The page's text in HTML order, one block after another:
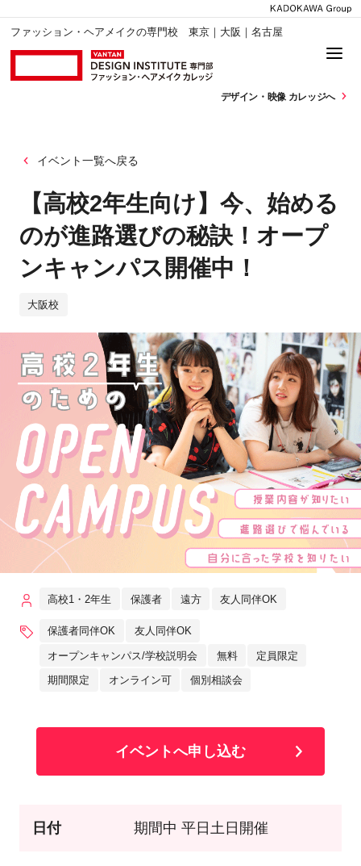
ファッション・ヘアメイクの専門校 東京｜大阪｜名古屋
デザイン・ 映像 カレッジへ
イベント一覧へ戻る
【高校2年生向け】今、始める
のが進路選びの秘訣！オープ
ンキャンパス開催中！
大阪校
高校1・2年生 保護者 遠方 友人同伴OK
保護者同伴OK 友人同伴OK
オープンキャンパス/学校説明会 無料 定員限定
期間限定 オンライン可 個別相談会
イベントへ申し込む
日付 期間中 平日土日開催